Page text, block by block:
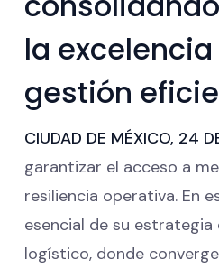
la
gestión
CIUDAD DE MÉXICO, 24
garantizar el acceso a
resiliencia operativa. En
esencial de su
logístico, donde